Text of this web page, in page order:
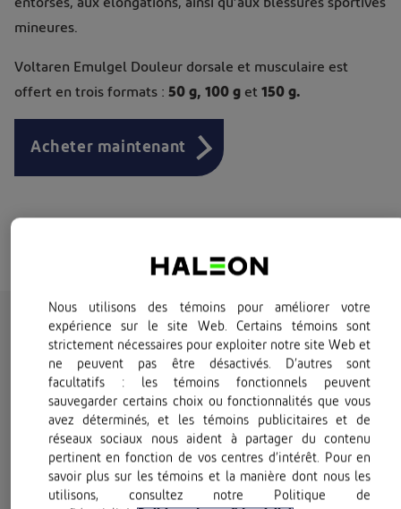
mineures.
Voltaren Emulgel Douleur dorsale et musculaire est
offert en trois formats : 50 g, 100 g et 150 g.
Acheter maintenant
Si vous cliquez sur les liens ci-dessus, vous serez redirigé vers un site Web externe
quitter ce site, ne cliquez pas sur les liens ci-dessus.
Mode d’action
Voltaren Emulgel Douleur dorsale et musculaire
est formulé pour être appliqué par friction cutanée
afin de soulager la douleur aiguë des articulations
et des muscles. Le diclofénac diéthylamine, la
substance active, fait partie des médicaments anti-
Nous utilisons des témoins pour améliorer votre
expérience sur le site Web. Certains témoins sont
strictement nécessaires pour exploiter notre site Web et
ne peuvent pas être désactivés. D’autres sont
facultatifs : les témoins fonctionnels peuvent
sauvegarder certains choix ou fonctionnalités que vous
avez déterminés, et les témoins publicitaires et de
réseaux sociaux nous aident à partager du contenu
pertinent en fonction de vos centres d’intérêt. Pour en
savoir plus sur les témoins et la manière dont nous les
utilisons, consultez notre Politique de